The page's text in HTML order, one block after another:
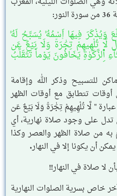
وَيُذْكَرَ فِيهَا اَ۪سْمُهُۥ يُسَبِّحُ لَهُۥ
لَّا تُلْهِيهِمْ تِجَٰرَةٞ وَلَا بَيْعٌ عَن
اِ۬لزَّكَوٰةِ يَخَافُونَ يَوْماٗ تَتَقَلَّبُ
للتسبيح وذكر الله وإقامة
أوقات تتطابق مع أوقات الظهر
" لَّا تُلْهِيهِمْ تِجَٰرَةٞ وَلَا بَيْعٌ عَن
تدل على وجود صلاة نهارية، أي
به من صلاة الظهر والعصر وكذا
أن يكونا إلا في النهار.
لا صلاة في النهار!!
خاص بسرية الصلوات النهارية